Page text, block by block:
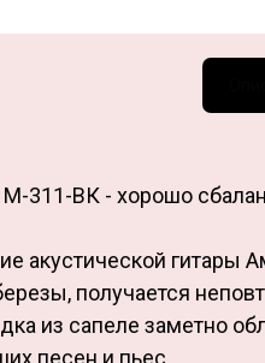
М-311-ВК - хорошо
акустической гитары
получается
из сапеле заметно
песен и пьес